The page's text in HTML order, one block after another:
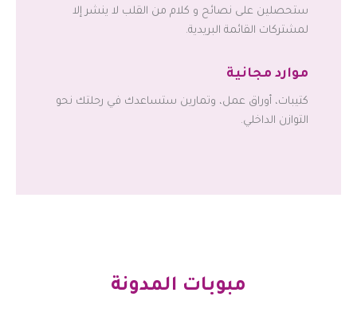
ستحصلين على نصائح و كلام من القلب لا ينشر إلا
لمشتركات القائمة البريدية.
موارد مجانية
كتيبات، أوراق عمل، وتمارين ستساعدك في رحلتك نحو
التوازن الداخلي.
مبوبات المدونة